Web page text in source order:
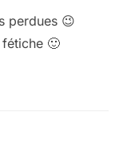
perdues 😉
🙂